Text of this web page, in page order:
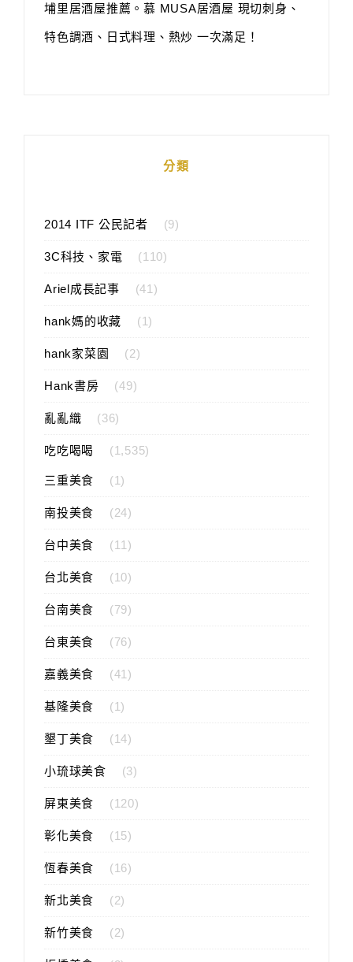
埔里居酒屋推薦。慕 MUSA居酒屋 現切刺身、
特色調酒、日式料理、熱炒 一次滿足！
分類
2014 ITF 公民記者 (9)
3C科技、家電 (110)
Ariel成長記事 (41)
hank媽的收藏 (1)
hank家菜園 (2)
Hank書房 (49)
亂亂織 (36)
吃吃喝喝 (1,535)
三重美食 (1)
南投美食 (24)
台中美食 (11)
台北美食 (10)
台南美食 (79)
台東美食 (76)
嘉義美食 (41)
基隆美食 (1)
墾丁美食 (14)
小琉球美食 (3)
屏東美食 (120)
彰化美食 (15)
恆春美食 (16)
新北美食 (2)
新竹美食 (2)